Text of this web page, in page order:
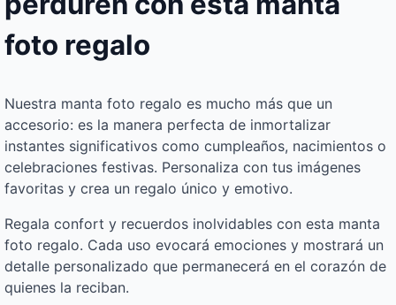
foto regalo
Nuestra manta foto regalo es mucho más que un
accesorio: es la manera perfecta de inmortalizar
instantes significativos como cumpleaños, nacimientos o
celebraciones festivas. Personaliza con tus imágenes
favoritas y crea un regalo único y emotivo.
Regala confort y recuerdos inolvidables con esta manta
foto regalo. Cada uso evocará emociones y mostrará un
detalle personalizado que permanecerá en el corazón de
quienes la reciban.